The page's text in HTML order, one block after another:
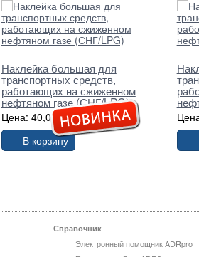
Наклейка большая для
транспортных средств,
работающих на сжиженном
нефтяном газе (СНГ/LPG)
Цена: 40,00 грн.
В корзину
Справочник
Электронный помощник ADRpro